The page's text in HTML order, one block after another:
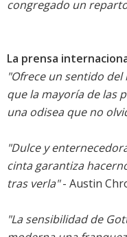
congregado un
La prensa
"Ofrece un sentido
que la mayoría de las
una odisea que no
"Dulce y
cinta garantiza
tras verla"- Austin
"La sensibilidad de